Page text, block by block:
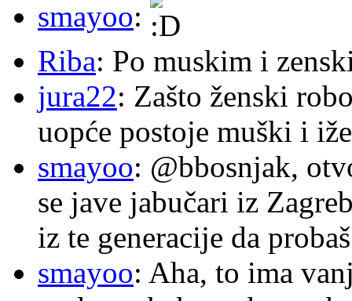
smayoo:
Riba: Po muskim i
jura22: Zašto ženski
uopće postoje muški i
smayoo: @bbosnjak,
se jave jabučari iz
iz te generacije da
smayoo: Aha, to ima